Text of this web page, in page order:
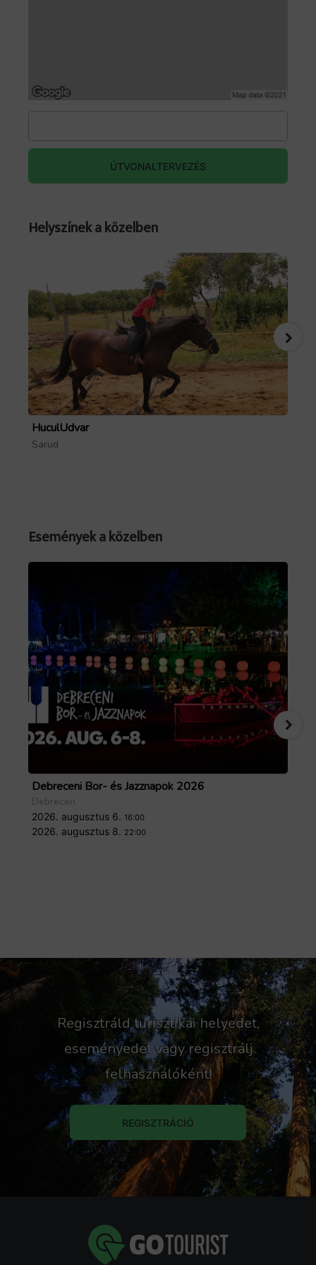
ÚTVONALTERVEZÉS
Helyszínek a közelben
HuculUdvar
Sarud
Események a közelben
Debreceni Bor- és Jazznapok 2026
Debrecen
2026. augusztus 6. 16:00
2026. augusztus 8. 22:00
Regisztráld turisztikai helyedet,
eseményedet vagy regisztrálj
felhasználóként!
REGISZTRÁCIÓ